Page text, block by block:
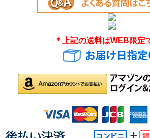
＊上記の送料はWEB限定